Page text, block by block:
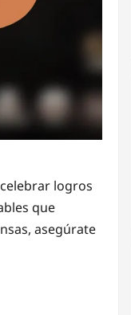
logros
que
asegúrate